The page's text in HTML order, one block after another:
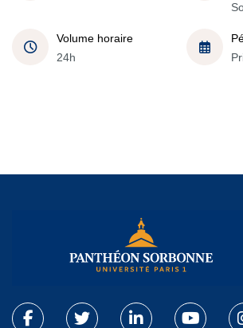
Volume horaire
24h